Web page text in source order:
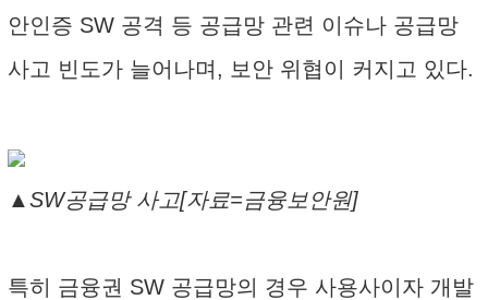
안인증 SW 공격 등 공급망 관련 이슈나 공급망
사고 빈도가 늘어나며, 보안 위협이 커지고 있다.
▲SW공급망 사고[자료=금융보안원]
특히 금융권 SW 공급망의 경우 사용사이자 개발